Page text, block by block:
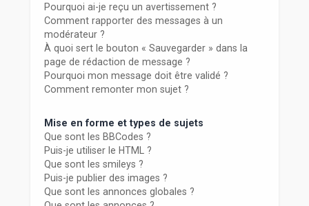
Pourquoi ai-je reçu un avertissement ?
Comment rapporter des messages à un
modérateur ?
À quoi sert le bouton « Sauvegarder » dans la
page de rédaction de message ?
Pourquoi mon message doit être validé ?
Comment remonter mon sujet ?
Mise en forme et types de sujets
Que sont les BBCodes ?
Puis-je utiliser le HTML ?
Que sont les smileys ?
Puis-je publier des images ?
Que sont les annonces globales ?